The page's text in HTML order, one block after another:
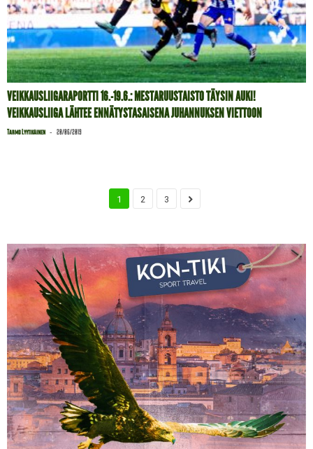
VEIKKAUSLIIGARAPORTTI 16.-19.6.: MESTARUUSTAISTO TÄYSIN AUKI!
VEIKKAUSLIIGA LÄHTEE ENNÄTYSTASAISENA JUHANNUKSEN VIETTOON
Tarmo Lyytikäinen - 20/06/2019
1 2 3